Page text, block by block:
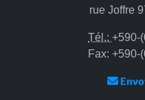
rue Joffre
Tél.: +590-
Fax: +590-